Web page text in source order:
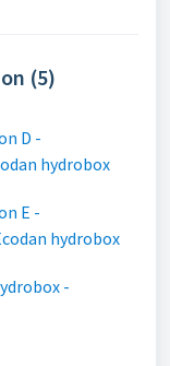
(5)
D -
hydrobox
E -
hydrobox
-